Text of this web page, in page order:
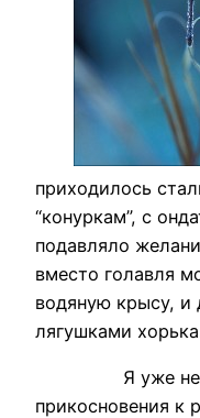
приходилось
“конуркам”, с
подавляло
вместо голавля
водяную крысу, и
лягушками
Я уже не
прикосновения к